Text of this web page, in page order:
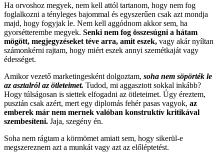
Ha orvoshoz megyek, nem kell attól tartanom, hogy nem fog
foglalkozni a tényleges bajommal és egyszerűen csak azt mondja
majd, hogy fogyjak le. Nem kell aggódnom akkor sem, ha
gyorsétterembe megyek. Senki nem fog összesúgni a hátam
mögött, megjegyzéseket téve arra, amit eszek, vagy akár nyíltan
számonkérni rajtam, hogy miért eszek annyi szemétkaját vagy
édességet.
Amikor vezető marketingesként dolgoztam, soha nem söpörték le
az asztalról az ötleteimet. Tudod, mi aggasztott sokkal inkább?
Hogy túlságosan is siettek elfogadni az ötleteimet. Úgy éreztem,
pusztán csak azért, mert egy diplomás fehér pasas vagyok, az
emberek már nem mernek valóban konstruktív kritikával
szembesíteni. Jaja, szegény én.
Soha nem rágtam a körmömet amiatt sem, hogy sikerül-e
megszereznem azt a munkát vagy azt az előléptetést.